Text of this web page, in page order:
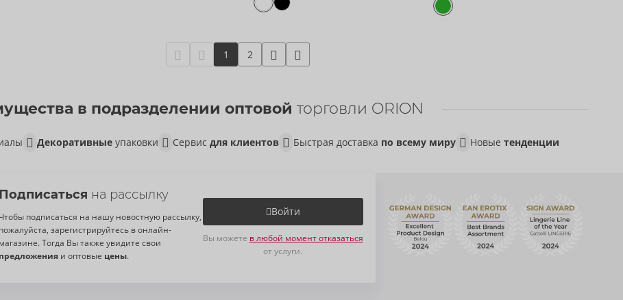
1 2
в подразделении оптовой торговли ORION
Декоративные упаковки Сервис для клиентов Быстрая доставка по всему миру Новые тенденции
Подписаться на рассылку
Чтобы подписаться на нашу новостную рассылку,
пожалуйста, зарегистрируйтесь в онлайн-
магазине. Тогда Вы также увидите свои
предложения и оптовые цены.
Войти
Вы можете в любой момент отказаться
от услуги.